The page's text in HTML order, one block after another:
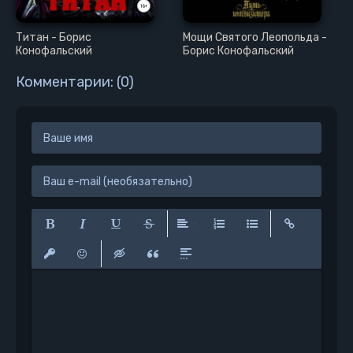
Глава 38
Глава 39
Глава 43
Глава 44
Титан - Борис
Конофальский
Мощи Святого Леопольда -
Борис Конофальский
Комментарии: (0)
Полужирный
Курсив Подчеркнутый